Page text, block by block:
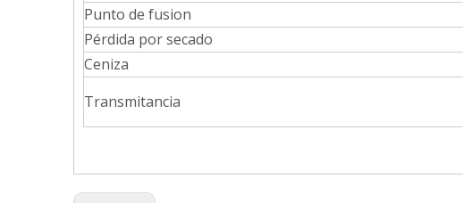
Punto de fusion
Pérdida por secado
Ceniza
Transmitancia